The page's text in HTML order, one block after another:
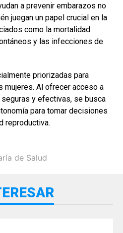
a prevenir embarazos no
juegan un papel crucial en la
como la mortalidad
y las infecciones de
priorizadas para
mujeres. Al ofrecer acceso a
y efectivas, se busca
para tomar decisiones
reproductiva.
de Salud